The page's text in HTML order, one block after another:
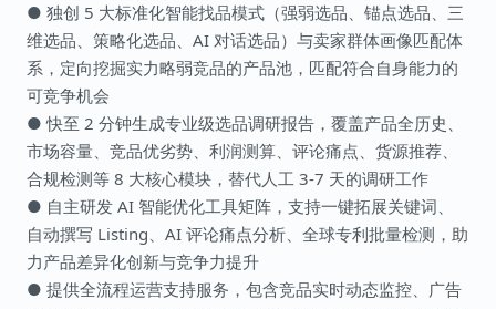
● 独创 5 大标准化智能找品模式（强弱选品、锚点选品、三
维选品、策略化选品、AI 对话选品）与卖家群体画像匹配体
系，定向挖掘实力略弱竞品的产品池，匹配符合自身能力的
可竞争机会
● 快至 2 分钟生成专业级选品调研报告，覆盖产品全历史、
市场容量、竞品优劣势、利润测算、评论痛点、货源推荐、
合规检测等 8 大核心模块，替代人工 3-7 天的调研工作
● 自主研发 AI 智能优化工具矩阵，支持一键拓展关键词、
自动撰写 Listing、AI 评论痛点分析、全球专利批量检测，助
力产品差异化创新与竞争力提升
● 提供全流程运营支持服务，包含竞品实时动态监控、广告